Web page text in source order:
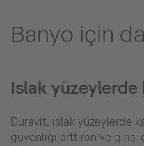
Banyo için
Islak
Duravit, ıslak yüzeylerde
güvenliği arttıran ve giriş-